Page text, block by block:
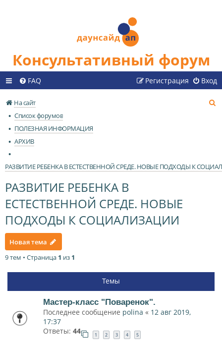
Консультативный форум
FAQ Вход
Регистрация
На сайт
Список форумов
ПОЛЕЗНАЯ ИНФОРМАЦИЯ
АРХИВ
РАЗВИТИЕ РЕБЕНКА В ЕСТЕСТВЕННОЙ СРЕДЕ. НОВЫЕ ПОДХОДЫ К
РАЗВИТИЕ РЕБЕНКА В
ЕСТЕСТВЕННОЙ СРЕДЕ. НОВЫЕ
ПОДХОДЫ К СОЦИАЛИЗАЦИИ
Новая тема
9 тем • Страница 1 из 1
Темы
Мастер-класс "Поваренок".
Последнее сообщение polina « 12 авг 2019,
17:37
Ответы: 44 1 2 3 4 5